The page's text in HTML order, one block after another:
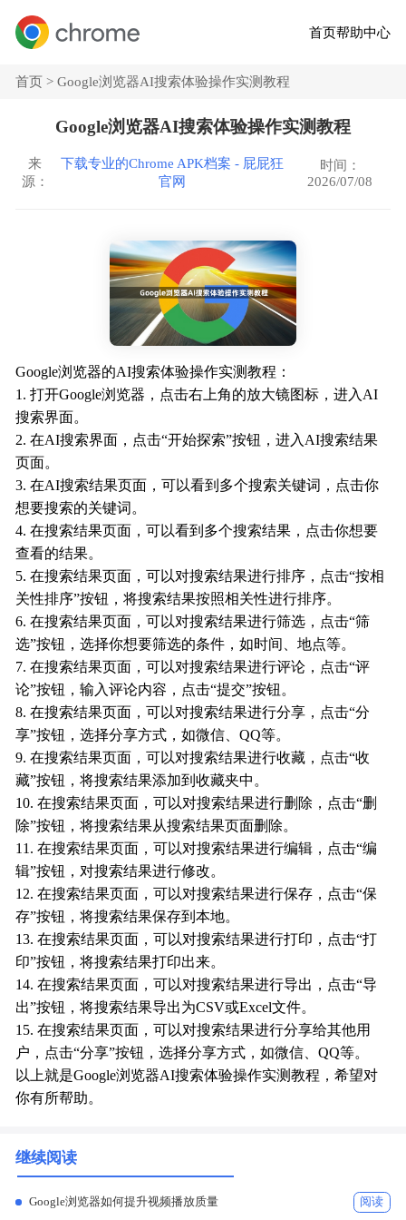
首页帮助中心
首页 >Google浏览器AI搜索体验操作实测教程
Google浏览器AI搜索体验操作实测教程
来
源：
下载专业的Chrome APK档案 - 屁屁狂
官网
时间：
2026/07/08
Google浏览器的AI搜索体验操作实测教程：
1. 打开Google浏览器，点击右上角的放大镜图标，进入AI
搜索界面。
2. 在AI搜索界面，点击“开始探索”按钮，进入AI搜索结果
页面。
3. 在AI搜索结果页面，可以看到多个搜索关键词，点击你
想要搜索的关键词。
4. 在搜索结果页面，可以看到多个搜索结果，点击你想要
查看的结果。
5. 在搜索结果页面，可以对搜索结果进行排序，点击“按相
关性排序”按钮，将搜索结果按照相关性进行排序。
6. 在搜索结果页面，可以对搜索结果进行筛选，点击“筛
选”按钮，选择你想要筛选的条件，如时间、地点等。
7. 在搜索结果页面，可以对搜索结果进行评论，点击“评
论”按钮，输入评论内容，点击“提交”按钮。
8. 在搜索结果页面，可以对搜索结果进行分享，点击“分
享”按钮，选择分享方式，如微信、QQ等。
9. 在搜索结果页面，可以对搜索结果进行收藏，点击“收
藏”按钮，将搜索结果添加到收藏夹中。
10. 在搜索结果页面，可以对搜索结果进行删除，点击“删
除”按钮，将搜索结果从搜索结果页面删除。
11. 在搜索结果页面，可以对搜索结果进行编辑，点击“编
辑”按钮，对搜索结果进行修改。
12. 在搜索结果页面，可以对搜索结果进行保存，点击“保
存”按钮，将搜索结果保存到本地。
13. 在搜索结果页面，可以对搜索结果进行打印，点击“打
印”按钮，将搜索结果打印出来。
14. 在搜索结果页面，可以对搜索结果进行导出，点击“导
出”按钮，将搜索结果导出为CSV或Excel文件。
15. 在搜索结果页面，可以对搜索结果进行分享给其他用
户，点击“分享”按钮，选择分享方式，如微信、QQ等。
以上就是Google浏览器AI搜索体验操作实测教程，希望对
你有所帮助。
继续阅读
Google浏览器如何提升视频播放质量 阅读